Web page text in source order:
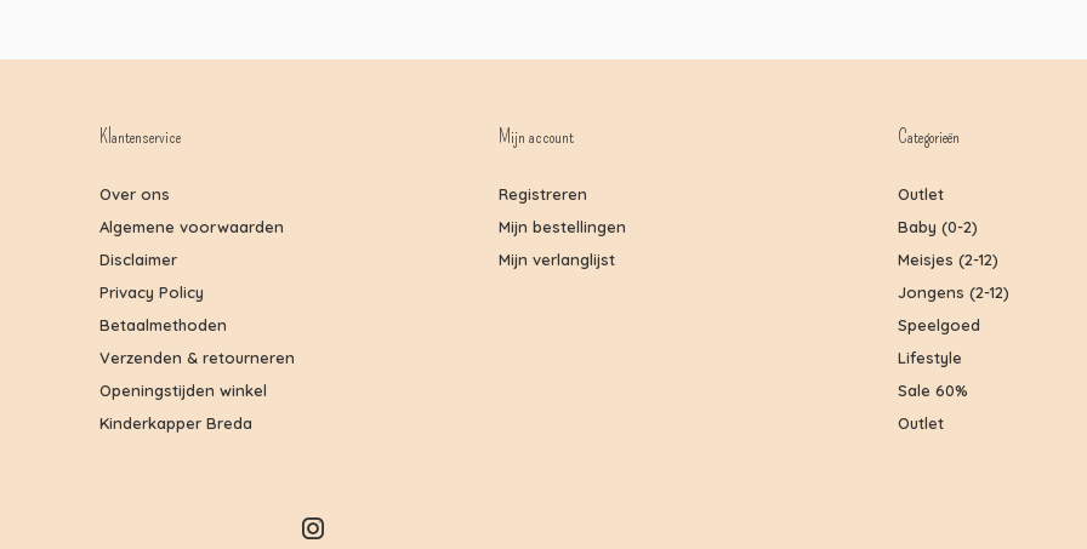
Klantenservice
Over ons
Algemene voorwaarden
Disclaimer
Privacy Policy
Betaalmethoden
Verzenden & retourneren
Openingstijden winkel
Kinderkapper Breda
Mijn account
Registreren
Mijn bestellingen
Mijn verlanglijst
Categorieën
Outlet
Baby (0-2)
Meisjes (2-12)
Jongens (2-12)
Speelgoed
Lifestyle
Sale 60%
Outlet